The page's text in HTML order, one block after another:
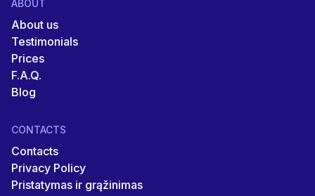
ABOUT
About us
Testimonials
Prices
F.A.Q.
Blog
CONTACTS
Contacts
Privacy Policy
Pristatymas ir grąžinimas